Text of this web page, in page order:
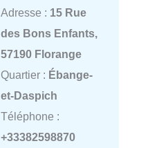
Adresse : 15 Rue
des Bons Enfants,
57190 Florange
Quartier : Ébange-
et-Daspich
Téléphone :
+33382598870